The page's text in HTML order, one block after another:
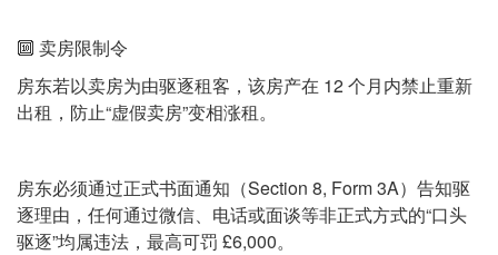
🔟 卖房限制令
房东若以卖房为由驱逐租客，该房产在 12 个月内禁止重新
出租，防止“虚假卖房”变相涨租。
房东必须通过正式书面通知（Section 8, Form 3A）告知驱
逐理由，任何通过微信、电话或面谈等非正式方式的“口头
驱逐”均属违法，最高可罚 £6,000。